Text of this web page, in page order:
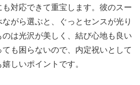
対応できて重宝します。彼のスー
がら選ぶと、ぐっとセンスが光り
は光沢が美しく、結び心地も良い
も困らないので、内定祝いとして
しいポイントです。